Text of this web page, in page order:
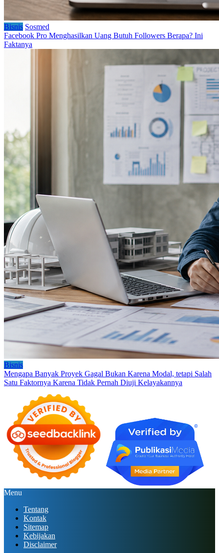
Bisnis Sosmed
Facebook Pro Menghasilkan Uang Butuh Followers Berapa? Ini
Faktanya
Bisnis
Mengapa Banyak Proyek Gagal Bukan Karena Modal, tetapi Salah
Satu Faktornya Karena Tidak Pernah Diuji Kelayakannya
Menu
Tentang
Kontak
Sitemap
Kebijakan
Disclaimer